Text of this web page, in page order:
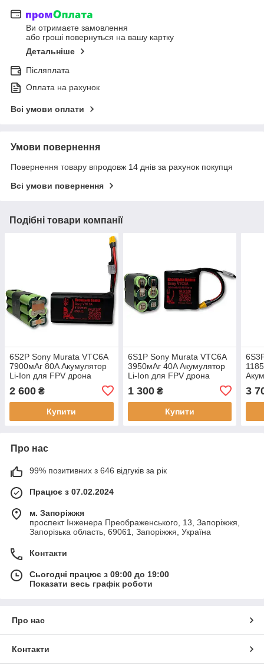
Ви отримаєте замовлення
або гроші повернуться на вашу картку
Детальніше
Післяплата
Оплата на рахунок
Всі умови оплати
Умови повернення
Повернення товару впродовж 14 днів за рахунок покупця
Всі умови повернення
Подібні товари компанії
6S2P Sony Murata VTC6A
7900мАг 80A Акумулятор
Li-Ion для FPV дрона
2 600 ₴
Купити
6S1P Sony Murata VTC6A
3950мАг 40A Акумулятор
Li-Ion для FPV дрона
1 300₴
Купити
3
Про нас
99% позитивних з 646 відгуків за рік
Працює з 07.02.2024
м. Запоріжжя
проспект Інженера Преображенського, 13, Запоріжжя,
Запорізька область, 69061, Запоріжжя, Україна
Контакти
Сьогодні працює з 09:00 до 19:00
Показати весь графік роботи
Про нас
Контакти